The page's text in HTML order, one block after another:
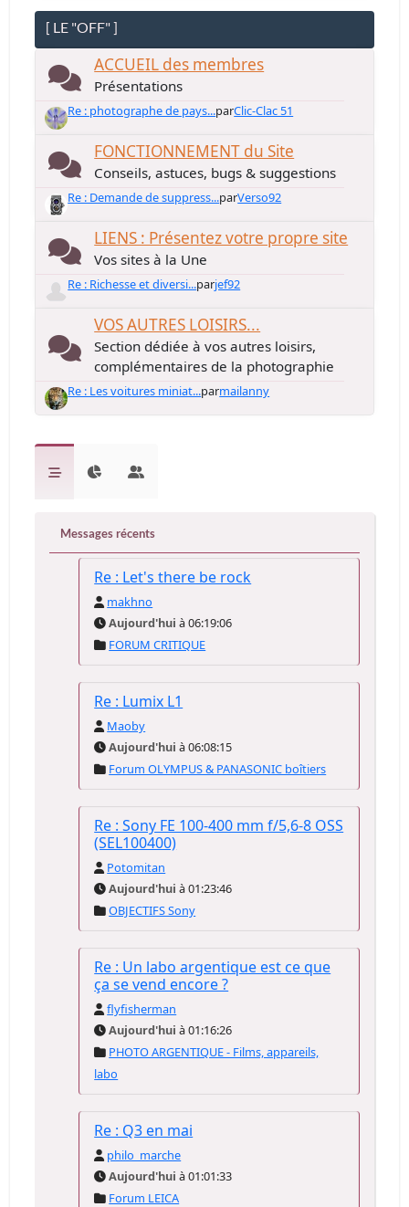
[ LE "OFF" ]
ACCUEIL des membres
Présentations
Re : photographe de pays...parClic-Clac 51
FONCTIONNEMENT du Site
Conseils, astuces, bugs & suggestions
Re : Demande de suppress...parVerso92
LIENS : Présentez votre propre site
Vos sites à la Une
Re : Richesse et diversi...parjef92
VOS AUTRES LOISIRS...
Section dédiée à vos autres loisirs,
complémentaires de la photographie
Re : Les voitures miniat...parmailanny
Messages récents
Re : Let's there be rock
makhno
Aujourd'hui à 06:19:06
FORUM CRITIQUE
Re : Lumix L1
Maoby
Aujourd'hui à 06:08:15
Forum OLYMPUS & PANASONIC boîtiers
Re : Sony FE 100-400 mm f/5,6-8 OSS
(SEL100400)
Potomitan
Aujourd'hui à 01:23:46
OBJECTIFS Sony
Re : Un labo argentique est ce que
ça se vend encore ?
flyfisherman
Aujourd'hui à 01:16:26
PHOTO ARGENTIQUE - Films, appareils,
labo
Re : Q3 en mai
philo_marche
Aujourd'hui à 01:01:33
Forum LEICA